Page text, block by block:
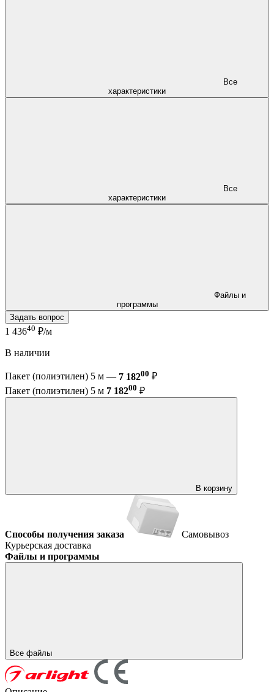
характеристики
характеристики
программы
Задать вопрос
1 43640 ₽/м
В наличии
Пакет (полиэтилен) 5 м — 7 18200 ₽
Пакет (полиэтилен) 5 м 7 18200 ₽
В корзину
Способы получения заказа
Самовывоз
Курьерская доставка
Файлы и программы
Все файлы